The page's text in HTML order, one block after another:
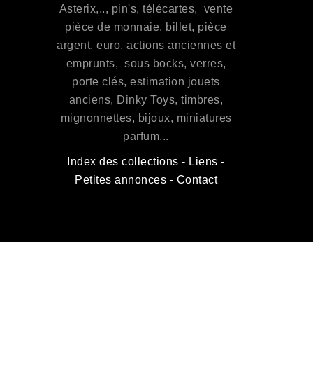
Asterix,.., pin's, télécartes, vente
pièce de monnaie, billet, pièce
argent, euro, actions anciennes et
emprunts, sous bocks, verres,
porte clés, estimation jouets
anciens, Dinky Toys, timbres,
mignonnettes, bijoux, miniatures
parfum...
Index des collections - Liens -
Petites annonces - Contact